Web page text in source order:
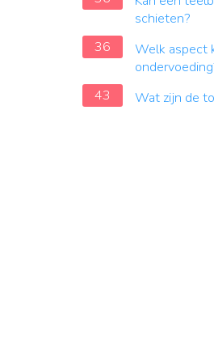
schieten?
36
Welk aspect
43
Wat zijn de